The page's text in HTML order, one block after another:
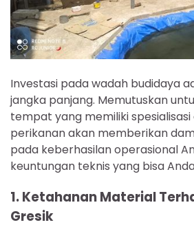
Investasi pada wadah budidaya
jangka panjang. Memutuskan
tempat yang memiliki spesialisasi
perikanan akan memberikan
pada keberhasilan operasional
keuntungan teknis yang bisa
1. Ketahanan Material
Gresik